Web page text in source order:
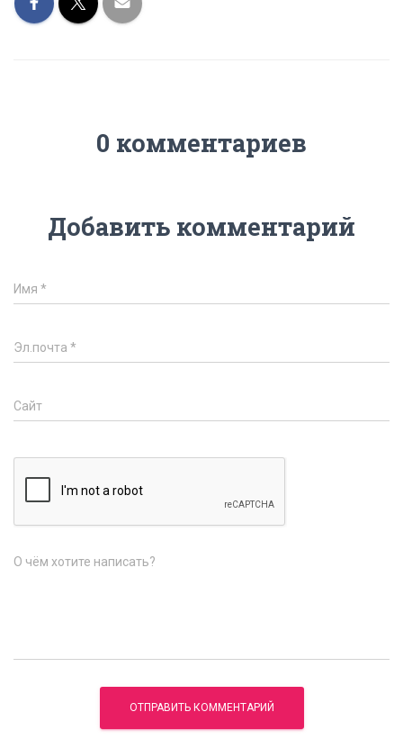
0 комментариев
Добавить комментарий
Имя *
Эл.почта *
Сайт
О чём хотите написать?